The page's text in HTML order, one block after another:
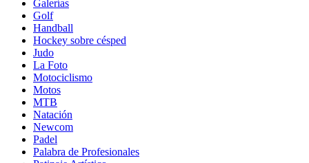
Galerías
Golf
Handball
Hockey sobre césped
Judo
La Foto
Motociclismo
Motos
MTB
Natación
Newcom
Padel
Palabra de Profesionales